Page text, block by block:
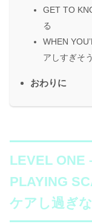
GET TO
る
WHEN
アしすぎそ
おわりに
LEVEL ONE
PLAYING
ケアし過ぎ